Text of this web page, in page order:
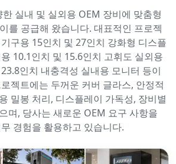
실내 및 실외용 OEM 장비에 맞춤형
를 공급해 왔습니다. 대표적인 프로젝
구용 15인치 및 27인치 강화형 디스플
10.1인치 및 15.6인치 고휘도 실외용
인치 내충격성 실내용 모니터 등이
젝트에는 두꺼운 커버 글라스, 안정적
밀봉 처리, 디스플레이 가독성, 장비별
며, 당사는 새로운 OEM 요구 사항을
경험을 활용하고 있습니다.